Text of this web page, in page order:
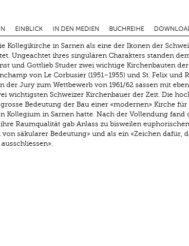
EINBLICK IN DEN MEDIEN BUCHREIHE
Kollegikirche in Sarnen als eine der Ikonen der
Ungeachtet ihres singulären Charakters standen
und Gottlieb Studer zwei wichtige Kirchenbauten
von Le Corbusier (1951–1955) und St. Felix und
der Jury zum Wettbewerb von 1961/62 sassen mit
wichtigsten Schweizer Kirchenbauer der Zeit. Die
Bedeutung der Bau einer «modernen» Kirche
Kollegium in Sarnen hatte. Nach der Vollendung fand
Raumqualität gab Anlass zu bisweilen
von säkularer Bedeutung» und als ein «Zeichen dafür,